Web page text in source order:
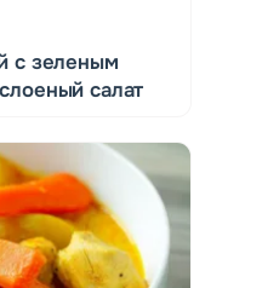
с зеленым
салат